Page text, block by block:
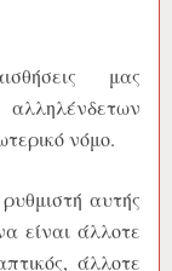
μας
νόμο.
αυτής
είναι άλλοτε
άλλοτε